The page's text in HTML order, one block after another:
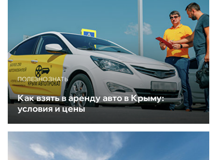
ПОЛЕЗНО ЗНАТЬ
Как взять в аренду авто в Крыму:
условия и цены